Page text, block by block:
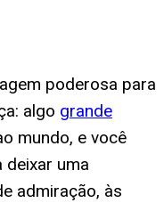
poderosa para
algo grande
mundo, e você
deixar uma
admiração, às